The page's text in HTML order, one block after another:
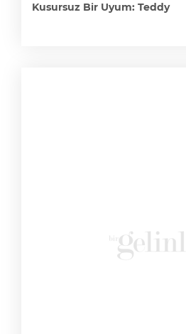
Kusursuz Bir Uyum: Teddy